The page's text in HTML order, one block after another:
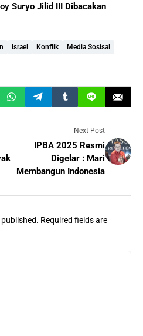
Suryo Jilid III Dibacakan
Israel Konflik
Media Sosisal
Next Post
IPBA 2025 Resmi
Digelar : Mari
Membangun Indonesia
Required fields are